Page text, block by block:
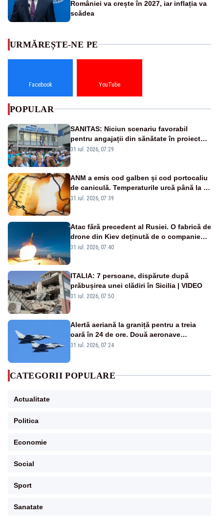
României va crește în 2027, iar inflația va
scădea
URMĂREȘTE-NE PE
Facebook YouTube
POPULAR
SANITAS: Niciun scenariu favorabil
pentru angajații din sănătate în proiectul
Legii salarizării
31 iul. 2026, 07:29
ANM a emis cod galben și cod portocaliu
de caniculă. Temperaturile urcă până la 38
de grade, iar nopțile devin tropicale
31 iul. 2026, 07:39
Atac fără precedent al Rusiei. O fabrică de
drone din Kiev deținută de o companie
americană, distrusă de o rachetă
31 iul. 2026, 07:40
ITALIA: 7 persoane, dispărute după
prăbușirea unei clădiri în Sicilia | VIDEO
31 iul. 2026, 07:50
Alertă aeriană la graniță pentru a treia
oară în 24 de ore. Două aeronave
Eurofighter britanice au fost ridicate de la
31 iul. 2026, 07:24
CATEGORII POPULARE
Actualitate
Politica
Economie
Social
Sport
Sanatate